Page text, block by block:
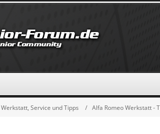
Service und Tipps Alfa Romeo Werkstatt -